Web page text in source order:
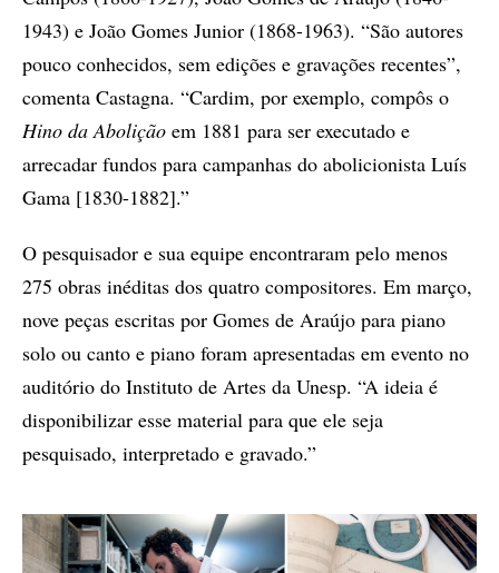
1943) e João Gomes Junior (1868-1963). “São autores
pouco conhecidos, sem edições e gravações recentes”,
comenta Castagna. “Cardim, por exemplo, compôs o
Hino da Abolição em 1881 para ser executado e
arrecadar fundos para campanhas do abolicionista Luís
Gama [1830-1882].”
O pesquisador e sua equipe encontraram pelo menos
275 obras inéditas dos quatro compositores. Em março,
nove peças escritas por Gomes de Araújo para piano
solo ou canto e piano foram apresentadas em evento no
auditório do Instituto de Artes da Unesp. “A ideia é
disponibilizar esse material para que ele seja
pesquisado, interpretado e gravado.”